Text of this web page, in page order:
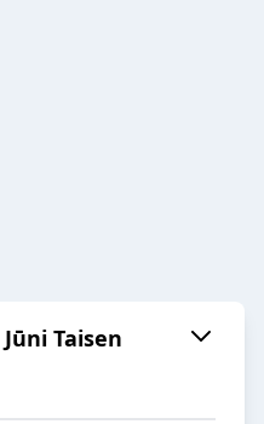
Taisen